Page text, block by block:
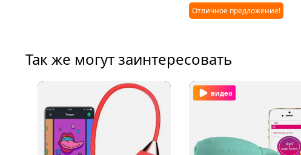
Отличное предложение!
Так же могут заинтересовать
видео